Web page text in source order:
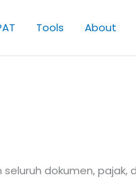
Tools About
dokumen,